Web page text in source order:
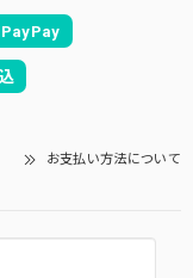
PayPay
お支払い方法について